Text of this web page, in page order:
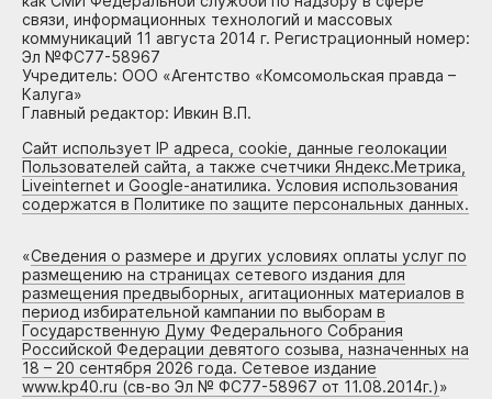
связи, информационных технологий и массовых
коммуникаций 11 августа 2014 г. Регистрационный номер:
Эл №ФС77-58967
Учредитель: ООО «Агентство «Комсомольская правда –
Калуга»
Главный редактор: Ивкин В.П.
Сайт использует IP адреса, cookie, данные геолокации
Пользователей сайта, а также счетчики Яндекс.Метрика,
Liveinternet и Google-анатилика. Условия использования
содержатся в Политике по защите персональных данных.
«Сведения о размере и других условиях оплаты услуг по
размещению на страницах сетевого издания для
размещения предвыборных, агитационных материалов в
период избирательной кампании по выборам в
Государственную Думу Федерального Собрания
Российской Федерации девятого созыва, назначенных на
18 – 20 сентября 2026 года. Сетевое издание
www.kp40.ru (св-во Эл № ФС77-58967 от 11.08.2014г.)»